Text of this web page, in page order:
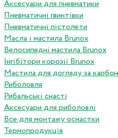
Аксесуари для пневматики
Пневматичні гвинтівки
Пневматичні пістолети
Масла і мастила Brunox
Велосипедні мастила Brunox
Інгібітори корозії Brunox
Мастила для догляду за
Риболовля
Рибальські снасті
Аксесуари для риболовлі
Все для монтажу оснастки
Термопродукція